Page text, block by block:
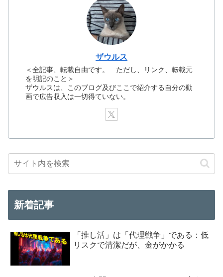
ザウルス
＜全記事、転載自由です。 ただし、リンク、転載元
を明記のこと＞
ザウルスは、このブログ及びここで紹介する自分の動
画で広告収入は一切得ていない。
新着記事
「推し活」は「代理戦争」である：低
リスクで清潔だが、金がかかる